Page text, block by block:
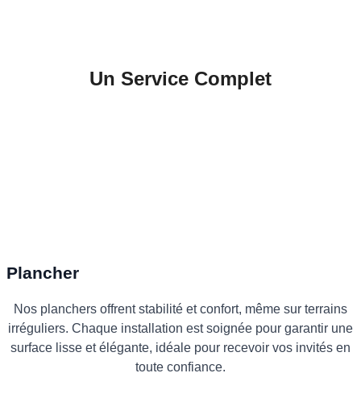
Un Service Complet
Plancher
Nos planchers offrent stabilité et confort, même sur terrains
irréguliers. Chaque installation est soignée pour garantir une
surface lisse et élégante, idéale pour recevoir vos invités en
toute confiance.